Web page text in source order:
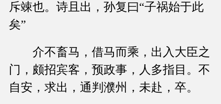
斥竦也。诗且出，孙复曰“子祸始于此
矣”
介不畜马，借马而乘，出入大臣之
门，颇招宾客，预政事，人多指目。不
自安，求出，通判濮州，未赴，卒。